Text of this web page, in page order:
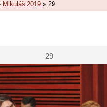
Mikuláš 2019 » 29
29